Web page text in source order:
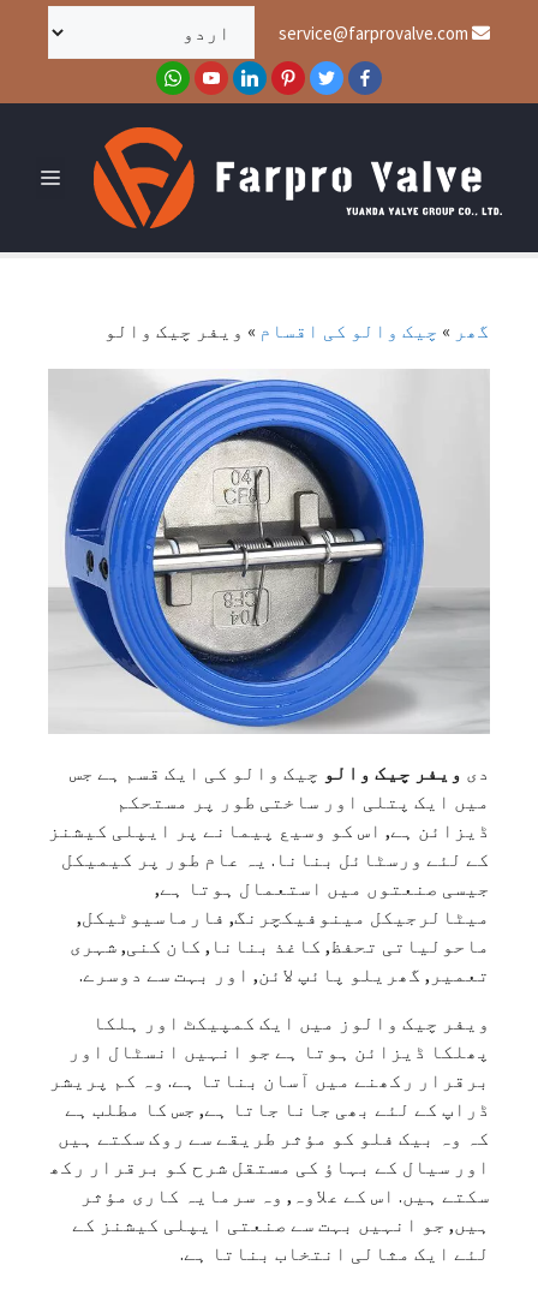
گھر » چیک والو کی اقسام » ویفر چیک والو
دی ویفر چیک والو چیک والو کی ایک قسم ہے جس
میں ایک پتلی اور ساختی طور پر مستحکم
ڈیزائن ہے, اس کو وسیع پیمانے پر ایپلی کیشنز
کے لئے ورسٹائل بنانا. یہ عام طور پر کیمیکل
جیسی صنعتوں میں استعمال ہوتا ہے,
میٹالرجیکل مینوفیکچرنگ, فارماسیوٹیکل,
ماحولیاتی تحفظ, کاغذ بنانا, کان کنی, شہری
تعمیر, گھریلو پائپ لائن, اور بہت سے دوسرے.
ویفر چیک والوز میں ایک کمپیکٹ اور ہلکا
پھلکا ڈیزائن ہوتا ہے جو انہیں انسٹال اور
برقرار رکھنے میں آسان بناتا ہے. وہ کم پریشر
ڈراپ کے لئے بھی جانا جاتا ہے, جس کا مطلب ہے
کہ وہ بیک فلو کو مؤثر طریقے سے روک سکتے ہیں
اور سیال کے بہاؤ کی مستقل شرح کو برقرار رکھ
سکتے ہیں. اس کے علاوہ, وہ سرمایہ کاری مؤثر
ہیں, جو انہیں بہت سے صنعتی ایپلی کیشنز کے
لئے ایک مثالی انتخاب بناتا ہے.